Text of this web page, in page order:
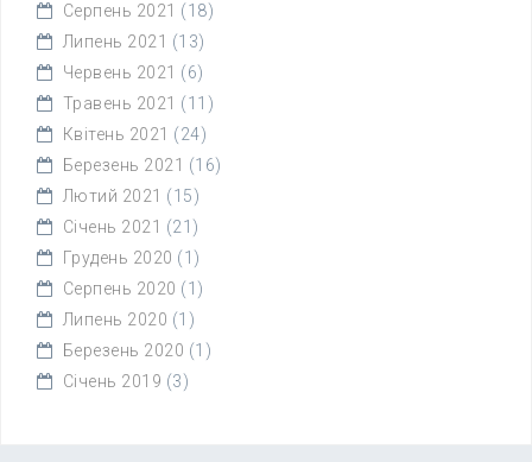
Серпень 2021 (18)
Липень 2021 (13)
Червень 2021 (6)
Травень 2021 (11)
Квітень 2021 (24)
Березень 2021 (16)
Лютий 2021 (15)
Січень 2021 (21)
Грудень 2020 (1)
Серпень 2020 (1)
Липень 2020 (1)
Березень 2020 (1)
Січень 2019 (3)